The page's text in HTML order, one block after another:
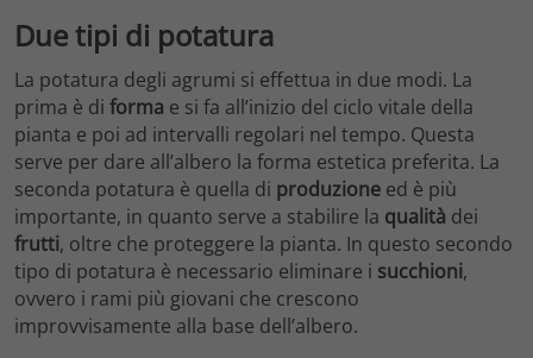
Due tipi di potatura
La potatura degli agrumi si effettua in due modi. La
prima è di forma e si fa all’inizio del ciclo vitale della
pianta e poi ad intervalli regolari nel tempo. Questa
serve per dare all’albero la forma estetica preferita. La
seconda potatura è quella di produzione ed è più
importante, in quanto serve a stabilire la qualità dei
frutti, oltre che proteggere la pianta. In questo secondo
tipo di potatura è necessario eliminare i succhioni,
ovvero i rami più giovani che crescono
improvvisamente alla base dell’albero.